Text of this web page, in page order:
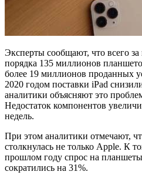
Эксперты сообщают, что всего за
порядка 135 миллионов
более 19 миллионов проданных
2020 годом поставки iPad
аналитики объясняют это
Недостаток компонентов
недель.
При этом аналитики отмечают,
столкнулась не только Apple. К
прошлом году спрос на планшеты
сократились на 31%.